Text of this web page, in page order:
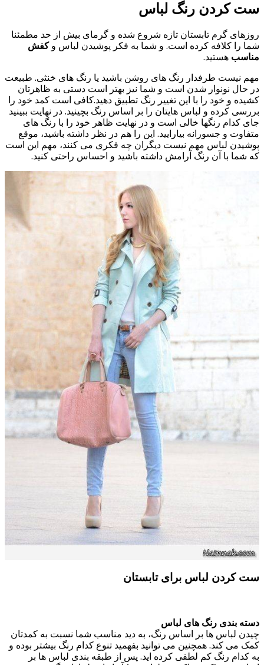
ست کردن رنگ لباس
روزهای گرم تابستان تازه شروع شده و گرمای بیش از حد مطمئنا
شما را کلافه کرده است. و شما به فکر پوشیدن لباس وکفش
مناسب هستید.
مهم نیست طرفدار رنگ های روشن باشید یا رنگ های خنثی. طبیعت
در حال نونوار شدن است و شما نیز بهتر است دستی به ظاهرتان
کشیده و خود را با این تغییر رنگ تطبیق دهید.کافی است کمد خود را
بررسی کرده و لباس هایتان را بر اساس رنگ بچینید. در نهایت ببینید
جای کدام رنگها خالی است و در نهایت ظاهر خود را با رنگ های
متفاوت و جسورانه بیارایید. این را هم در نظر داشته باشید، موقع
پوشیدن لباس مهم نیست دیگران چه فکری می کنند، مهم این است
که شما با آن رنگ آرامش داشته باشید و احساس راحتی کنید.
ست کردن لباس برای تابستان
دسته بندی رنگ های لباس
چیدن لباس ها بر اساس رنگ، به دید مناسب شما نسبت به کمدتان
کمک می کند. همچنین می توانید بفهمید تنوع کدام رنگ بیشتر بوده و
به کدام رنگ کم لطفی کرده اید. پس از طبقه بندی لباس ها بر